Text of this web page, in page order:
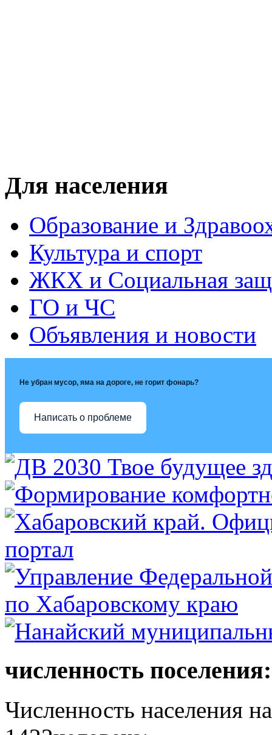
Для населения
Образование и
Культура и спорт
ЖКХ и Социальная
ГО и ЧС
Объявления и новости
Не убран мусор, яма на дороге, не горит фонарь?
Написать о проблеме
численность поселения:
Численность населения